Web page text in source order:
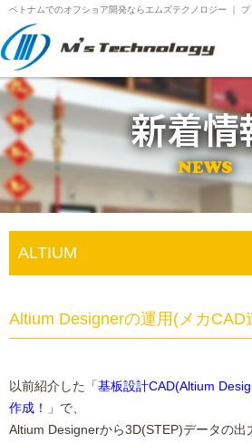
ベトナムでのオフショア開発ならエムズテクノロジー ｜
ALTIUM
Altium Designerの運用(メカCAD
以前紹介した「基板設計CAD(Altium
作成！
」で、
Altium Designerから3D(STEP)データの出